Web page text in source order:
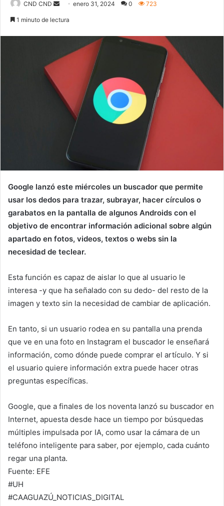
CND CND
Sendenero 31, 2024 0 723
1 minuto de lectura
Google lanzó este miércoles un buscador que permite
usar los dedos para trazar, subrayar, hacer círculos o
garabatos en la pantalla de algunos Androids con el
objetivo de encontrar información adicional sobre algún
apartado en fotos, videos, textos o webs sin la
necesidad de teclear.
Esta función es capaz de aislar lo que al usuario le
interesa -y que ha señalado con su dedo- del resto de la
imagen y texto sin la necesidad de cambiar de aplicación.
En tanto, si un usuario rodea en su pantalla una prenda
que ve en una foto en Instagram el buscador le enseñará
información, como dónde puede comprar el artículo. Y si
el usuario quiere información extra puede hacer otras
preguntas específicas.
Google, que a finales de los noventa lanzó su buscador en
Internet, apuesta desde hace un tiempo por búsquedas
múltiples impulsada por IA, como usar la cámara de un
teléfono inteligente para saber, por ejemplo, cada cuánto
regar una planta.
Fuente: EFE
#UH
#CAAGUAZÚ_NOTICIAS_DIGITAL